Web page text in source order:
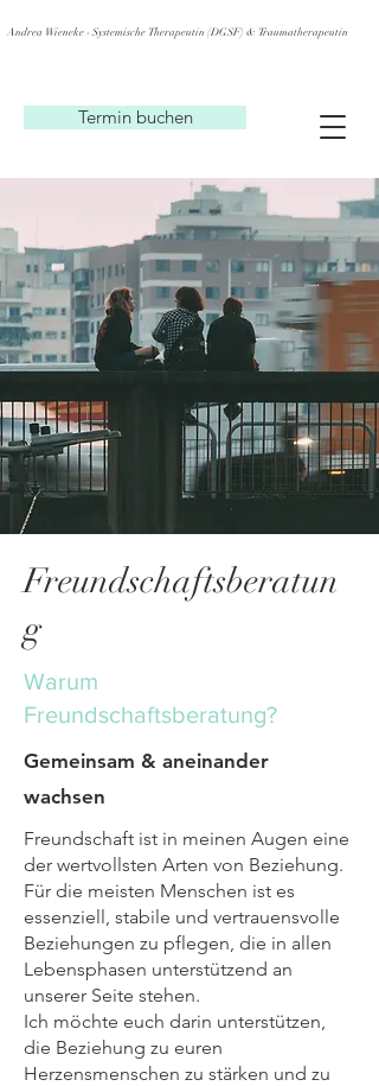
Andrea Wieneke - Systemische Therapeutin (DGSF) & Traumatherapeutin
Termin buchen
Freundschaftsberatun
g
Warum
Freundschaftsberatung?
Gemeinsam & aneinander
wachsen
Freundschaft ist in meinen Augen eine
der wertvollsten Arten von Beziehung.
Für die meisten Menschen ist es
essenziell, stabile und vertrauensvolle
Beziehungen zu pflegen, die in allen
Lebensphasen unterstützend an
unserer Seite stehen.
Ich möchte euch darin unterstützen,
die Beziehung zu euren
Herzensmenschen zu stärken und zu